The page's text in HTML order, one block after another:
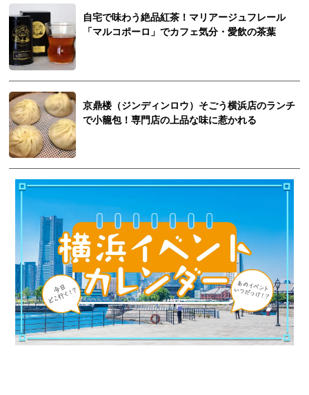
自宅で味わう絶品紅茶！マリアージュフレール
「マルコポーロ」でカフェ気分・愛飲の茶葉
京鼎楼（ジンディンロウ）そごう横浜店のランチ
で小籠包！専門店の上品な味に惹かれる